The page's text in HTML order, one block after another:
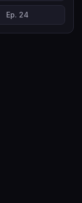
Ep. 24